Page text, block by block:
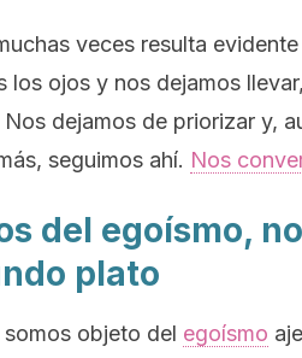
veces resulta
los ojos y nos dejamos
dejamos de priorizar y,
seguimos ahí. Nos
del egoísmo,
plato
somos objeto del egoísmo